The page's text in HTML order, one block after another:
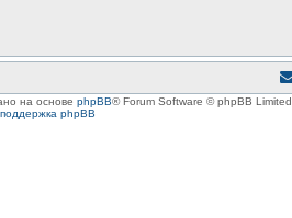
на основе phpBB® Forum Software © phpBB Limited
phpBB